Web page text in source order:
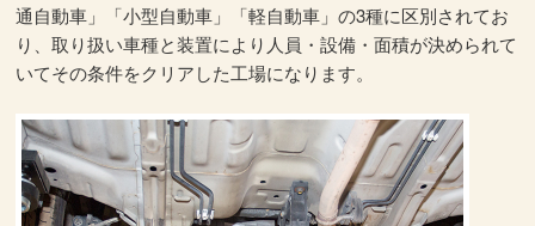
通自動車」「小型自動車」「軽自動車」の3種に区別されてお
り、取り扱い車種と装置により人員・設備・面積が決められて
いてその条件をクリアした工場になります。